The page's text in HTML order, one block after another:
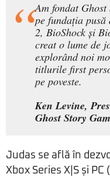
Am fondat
pe fundația pusă
2, BioShock și
creat o lume de
explorând noi
titlurile first
pe poveste.
Ken Levine,
Ghost Story
Judas se află în
Xbox Series X|S și